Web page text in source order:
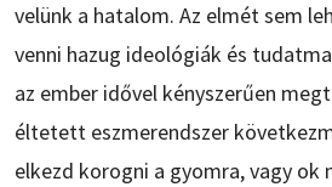
velünk a hatalom. Az elmét sem
venni hazug ideológiák és
az ember idővel kényszerűen
éltetett eszmerendszer
elkezd korogni a gyomra, vagy ok